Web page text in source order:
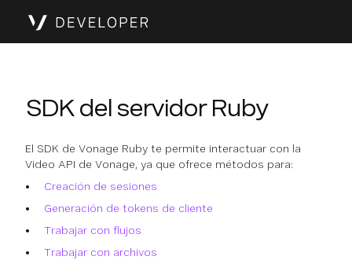
SDK del servidor Ruby
El SDK de Vonage Ruby te permite interactuar con la
Video API de Vonage, ya que ofrece métodos para:
Creación de sesiones
Generación de tokens de cliente
Trabajar con flujos
Trabajar con archivos